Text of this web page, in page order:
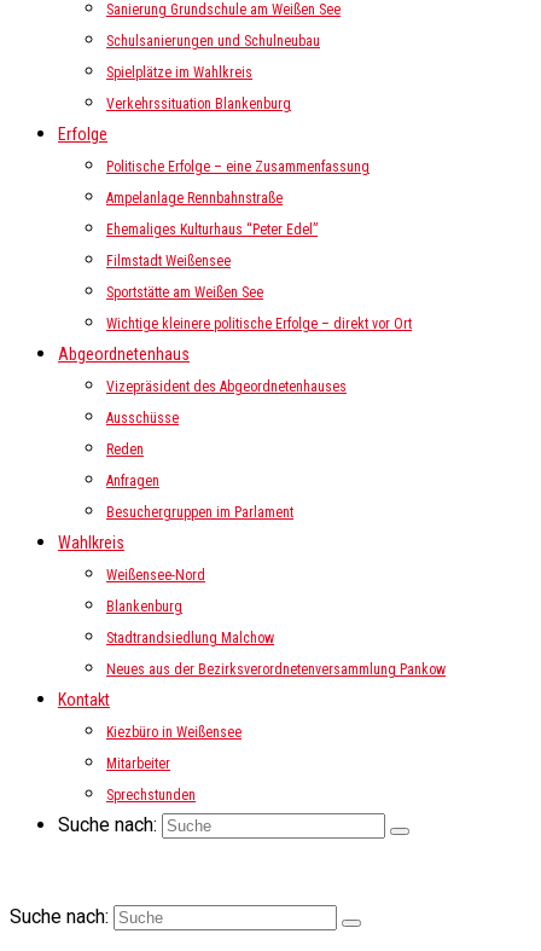
Sanierung Grundschule am Weißen See
Schulsanierungen und Schulneubau
Spielplätze im Wahlkreis
Verkehrssituation Blankenburg
Erfolge
Politische Erfolge – eine Zusammenfassung
Ampelanlage Rennbahnstraße
Ehemaliges Kulturhaus “Peter Edel”
Filmstadt Weißensee
Sportstätte am Weißen See
Wichtige kleinere politische Erfolge – direkt vor Ort
Abgeordnetenhaus
Vizepräsident des Abgeordnetenhauses
Ausschüsse
Reden
Anfragen
Besuchergruppen im Parlament
Wahlkreis
Weißensee-Nord
Blankenburg
Stadtrandsiedlung Malchow
Neues aus der Bezirksverordnetenversammlung Pankow
Kontakt
Kiezbüro in Weißensee
Mitarbeiter
Sprechstunden
Suche nach:
Suche nach: